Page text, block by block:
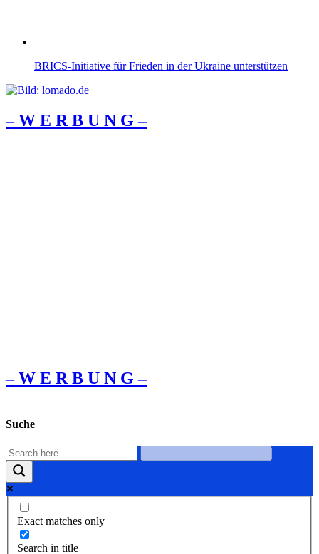
BRICS-Initiative für Frieden in der Ukraine unterstützen
– W Ε R Β U Ν G –
– W Ε R Β U Ν G –
Suche
Exact matches only
Search in title